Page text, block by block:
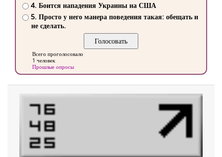
4. Боится нападения Украины на США
5. Просто у него манера поведения такая: обещать и
не сделать.
Всего проголосовало
1 человек
Прошлые опросы